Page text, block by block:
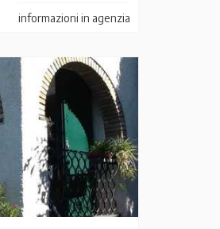
informazioni in agenzia